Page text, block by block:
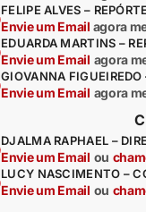
FELIPE ALVES –
Envie um Email agora
EDUARDA MARTINS –
Envie um Email agora
GIOVANNA FIGUEIREDO
Envie um Email agora
DJALMA RAPHAEL –
Envie um Email ou
LUCY NASCIMENTO –
Envie um Email ou